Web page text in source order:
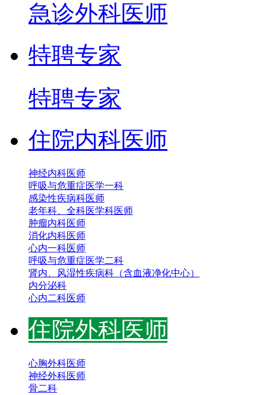
急诊外科医师
特聘专家
特聘专家
住院内科医师
神经内科医师
呼吸与危重症医学一科
感染性疾病科医师
老年科、全科医学科医师
肿瘤内科医师
消化内科医师
心内一科医师
呼吸与危重症医学二科
肾内、风湿性疾病科（含血液净化中心）
内分泌科
心内二科医师
住院外科医师
心胸外科医师
神经外科医师
骨二科